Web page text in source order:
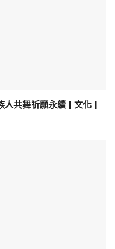
人共舞祈願永續 | 文化 |